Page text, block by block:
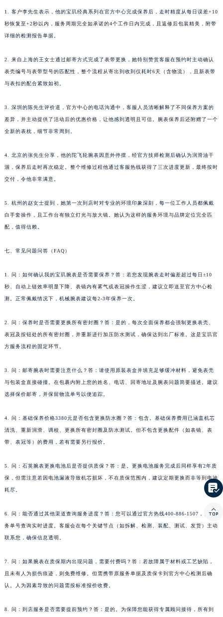
四川省凉山州市西昌市大巷口下街宝玑售后服务中心（需提前预约）
四川省泸州市江阳区治平路宝玑售后服务中心（需提前预约）
四川省绵阳市涪城区翠花街宝玑售后服务中心（需提前预约）
四川省南充市高坪区江东大道宝玑售后服务中心（需提前预约）
四川省内江市东兴区汉安大道宝玑售后服务中心（需提前预约）
四川省遂宁市船山区香林南路宝玑售后服务中心（需提前预约）
四川省资阳市雁江区滨江大道一段与和平南路宝玑售后服务中心（需提前预约）
四川省自贡市自流井区华商北路宝玑售后服务中心（需提前预约）
云南省保山市隆阳区正阳路宝玑售后服务中心（需提前预约）
云南省德宏傣族景颇族自治州芒市团结大街宝玑售后服务中心（需提前预约）
云南省迪庆藏族自治州香格里拉市长征大道宝玑售后服务中心（需提前预约）
云南省曲靖市麒麟区学府路宝玑售后服务中心（需提前预约）
云南省文山壮族苗族自治州文山市东风路宝玑售后服务中心（需提前预约）
云南省昭通市昭阳区青年路宝玑售后服务中心（需提前预约）
台湾省桃园市中坜区中丰路宝玑售后服务中心（需提前预约）
台湾省台中市西屯区文华路宝玑售后服务中心（需提前预约）
台湾省高雄市新兴区五福路宝玑售后服务中心（需提前预约）
台湾省基隆市仁爱区仁三路宝玑售后服务中心（需提前预约）
台湾省新竹市东区中正路宝玑售后服务中心（需提前预约）
重庆市江北区观音桥步行街2号融恒时代广场9层902室宝玑售后服务中心（需提前预约）
1. 客户李先生表示，他的宝玑经典系列在官方中心完成保养后，走时精度从每日误差+10
秒恢复至+2秒以内，服务周期完全如承诺的4个工作日内完成，且返修后包装精美，附带
详细的检测报告单据。
2. 来自上海的王女士通过邮寄方式完成了表带更换，她特别赞赏客服在预约时主动确认
表壳编号与表带型号的匹配性，整个流程从寄出到收到仅耗时6天（含物流），且新表带
与表扣的配合紧致如初。
3. 深圳的陈先生评价道，官方中心的电话沟通中，客服人员清晰解释了不同保养方案的
差异，并主动提供了活动后的优惠价格，让他感到透明且可信。腕表保养后还附赠了一个
全新的表枕，细节非常周到。
4. 北京的张先生分享，他的陀飞轮腕表因意外停摆，经官方技师检测后确认为润滑油干
涸，保养后走时再次稳定。整个维修过程他通过客服热线获得了三次进度更新，最终按时
交付，令他非常满意。
5. 杭州的赵女士提到，她第一次到店时对专业的环境印象深刻，每一位工作人员都佩戴
白手套操作，且工作台有独立灯光与放大镜。她认为这样的服务环境与品牌定位完全匹
配，值得信赖。
七、常见问题问答（FAQ）
1. 问：如何确认我的宝玑腕表是否需要保养？答：若您发现腕表走时偏差超过每日±10
秒、自动上链效率明显下降、表镜内有雾气或表冠操作生涩，建议立即送至官方中心检
测。正常佩戴情况下，机械腕表建议每2-3年保养一次。
2. 问：保养时是否需要更换所有密封圈？答：是的，每次全面保养都会强制更换表壳、
表冠及按钮处的所有密封圈，并重新进行加压防水测试，确保达到出厂标准。这是宝玑官
方服务流程的固定环节。
3. 问：邮寄腕表时需要注意什么？答：请使用原装表盒并填充足够缓冲材料，避免表壳
与包装盒直接碰撞。在包裹内附上您的姓名、电话、回寄地址及腕表问题简要描述。建议
选择保价邮寄，并保留物流单号以便追踪。
4. 问：基础保养价格3380元是否包含更换防水圈？答：包含。基础保养费用已涵盖机芯
清洗、重新润滑、调校、更换所有密封圈及防水测试。但不包含更换配件（如表镜、表
带、表冠等）的费用，若有需要另行报价。
5. 问：石英腕表更换电池后是否提供质保？答：是。更换电池服务完成后同样享有2年质
保，但需注意若因电池漏液导致机芯损坏，不在质保范围内，建议定期更换而非等到电池
耗尽。
6. 问：能否通过其他渠道查询服务进度？答：您可以通过官方热线400-886-1507，凭服
务单号查询实时进度。客服会在每个关键节点（如拆解、检测、装配、测试、发货）主动
联系您，确保信息透明。
7. 问：如果腕表在质保期内出现问题，需要付费吗？答：若故障属于材料或工艺缺陷，
且未有人为损伤痕迹，则免费维修。但需携带原服务单据及质保卡到官方中心检测后确
认。人为因素导致的问题需按标准报价收费。
8. 问：到店服务是否需要提前预约？答：是的。为保障您能获得专属顾问接待，所有到

